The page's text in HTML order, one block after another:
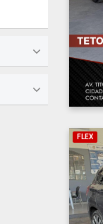
FLEX